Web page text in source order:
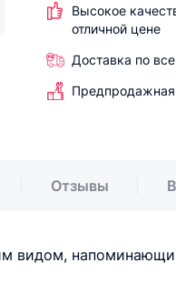
Высокое
отличной цене
Доставка по
Предпродажная
Отзывы
видом,